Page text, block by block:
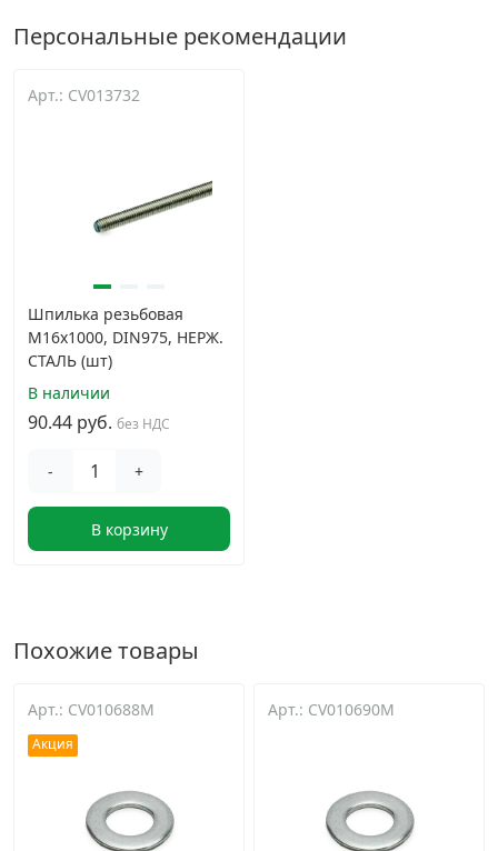
Персональные рекомендации
Арт.: CV013732
Шпилька резьбовая
М16х1000, DIN975, НЕРЖ.
СТАЛЬ (шт)
В наличии
90.44 руб. без НДС
- +
В корзину
Похожие товары
Арт.: CV010688M
Акция
Арт.: CV010690M